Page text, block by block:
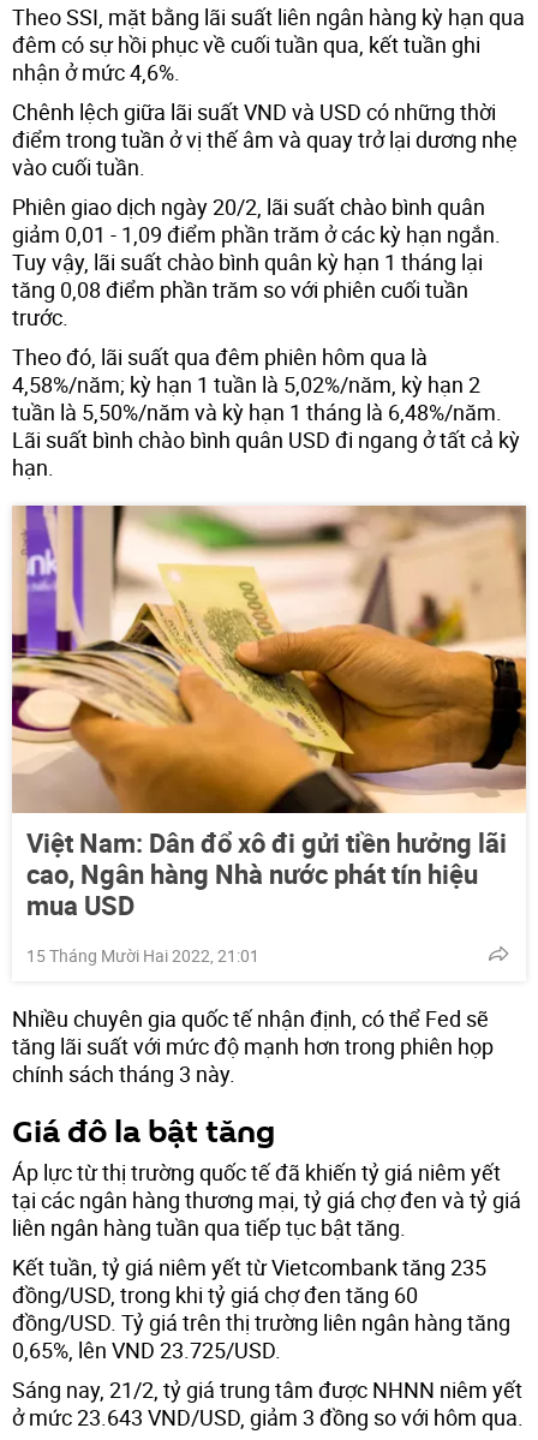
Theo SSI, mặt bằng lãi suất liên ngân hàng kỳ hạn qua
đêm có sự hồi phục về cuối tuần qua, kết tuần ghi
nhận ở mức 4,6%.
Chênh lệch giữa lãi suất VND và USD có những thời
điểm trong tuần ở vị thế âm và quay trở lại dương nhẹ
vào cuối tuần.
Phiên giao dịch ngày 20/2, lãi suất chào bình quân
giảm 0,01 - 1,09 điểm phần trăm ở các kỳ hạn ngắn.
Tuy vậy, lãi suất chào bình quân kỳ hạn 1 tháng lại
tăng 0,08 điểm phần trăm so với phiên cuối tuần
trước.
Theo đó, lãi suất qua đêm phiên hôm qua là
4,58%/năm; kỳ hạn 1 tuần là 5,02%/năm, kỳ hạn 2
tuần là 5,50%/năm và kỳ hạn 1 tháng là 6,48%/năm.
Lãi suất bình chào bình quân USD đi ngang ở tất cả kỳ
hạn.
Việt Nam: Dân đổ xô đi gửi tiền hưởng lãi
cao, Ngân hàng Nhà nước phát tín hiệu
mua USD
15 Tháng Mười Hai 2022, 21:01
Nhiều chuyên gia quốc tế nhận định, có thể Fed sẽ
tăng lãi suất với mức độ mạnh hơn trong phiên họp
chính sách tháng 3 này.
Giá đô la bật tăng
Áp lực từ thị trường quốc tế đã khiến tỷ giá niêm yết
tại các ngân hàng thương mại, tỷ giá chợ đen và tỷ giá
liên ngân hàng tuần qua tiếp tục bật tăng.
Kết tuần, tỷ giá niêm yết từ Vietcombank tăng 235
đồng/USD, trong khi tỷ giá chợ đen tăng 60
đồng/USD. Tỷ giá trên thị trường liên ngân hàng tăng
0,65%, lên VND 23.725/USD.
Sáng nay, 21/2, tỷ giá trung tâm được NHNN niêm yết
ở mức 23.643 VND/USD, giảm 3 đồng so với hôm qua.